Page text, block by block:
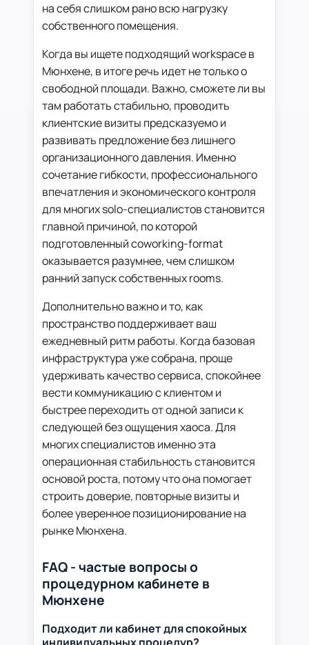
на себя слишком рано всю нагрузку
собственного помещения.
Когда вы ищете подходящий workspace в
Мюнхене, в итоге речь идет не только о
свободной площади. Важно, сможете ли вы
там работать стабильно, проводить
клиентские визиты предсказуемо и
развивать предложение без лишнего
организационного давления. Именно
сочетание гибкости, профессионального
впечатления и экономического контроля
для многих solo-специалистов становится
главной причиной, по которой
подготовленный coworking-format
оказывается разумнее, чем слишком
ранний запуск собственных rooms.
Дополнительно важно и то, как
пространство поддерживает ваш
ежедневный ритм работы. Когда базовая
инфраструктура уже собрана, проще
удерживать качество сервиса, спокойнее
вести коммуникацию с клиентом и
быстрее переходить от одной записи к
следующей без ощущения хаоса. Для
многих специалистов именно эта
операционная стабильность становится
основой роста, потому что она помогает
строить доверие, повторные визиты и
более уверенное позиционирование на
рынке Мюнхена.
FAQ - частые вопросы о
процедурном кабинете в
Мюнхене
Подходит ли кабинет для спокойных